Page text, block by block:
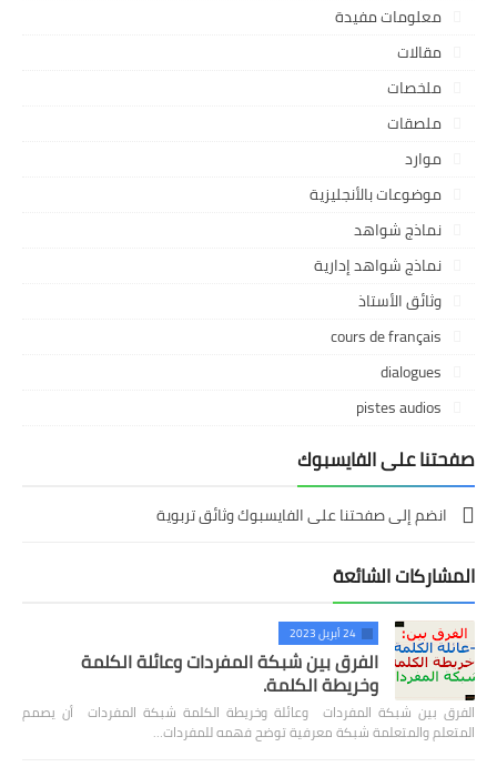
معلومات مفيدة
مقالات
ملخصات
ملصقات
موارد
موضوعات بالأنجليزية
نماذج شواهد
نماذج شواهد إدارية
وثائق الأستاذ
cours de français
dialogues
pistes audios
صفحتنا على الفايسبوك
انضم إلى صفحتنا على الفايسبوك وثائق تربوية
المشاركات الشائعة
24 أبريل 2023
الفرق بين شبكة المفردات وعائلة الكلمة
وخريطة الكلمة.
الفرق بين شبكة المفردات وعائلة وخريطة الكلمة شبكة المفردات أن يصمم
المتعلم والمتعلمة شبكة معرفية توضح فهمه للمفردات…